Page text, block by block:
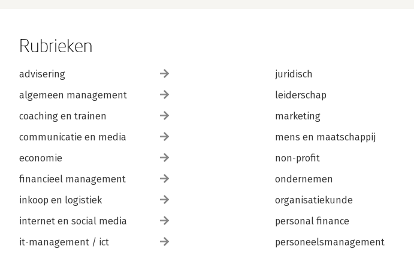
Rubrieken
advisering
algemeen management
coaching en trainen
communicatie en media
economie
financieel management
inkoop en logistiek
internet en social media
it-management / ict
juridisch
leiderschap
marketing
mens en maatschappij
non-profit
ondernemen
organisatiekunde
personal finance
personeelsmanagement